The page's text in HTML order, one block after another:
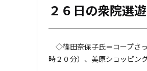
２６日の衆院選
◇篠田奈保子氏＝コープさ
時２０分）、美原ショッピン